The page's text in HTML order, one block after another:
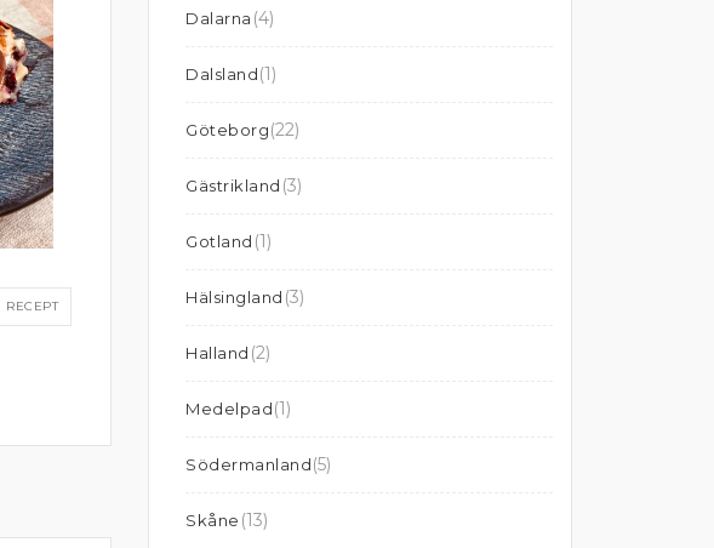
RECEPT
Dalarna (4)
Dalsland(1)
Göteborg(22)
Gästrikland (3)
Gotland (1)
Hälsingland (3)
Halland (2)
Medelpad(1)
Södermanland(5)
Skåne (13)